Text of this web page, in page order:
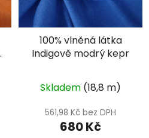
100% vlněná látka
Indigově modrý kepr
Skladem (18,8 m)
561,98 Kč bez DPH
680 Kč